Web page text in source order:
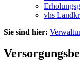
vhs
Sie sind hier: